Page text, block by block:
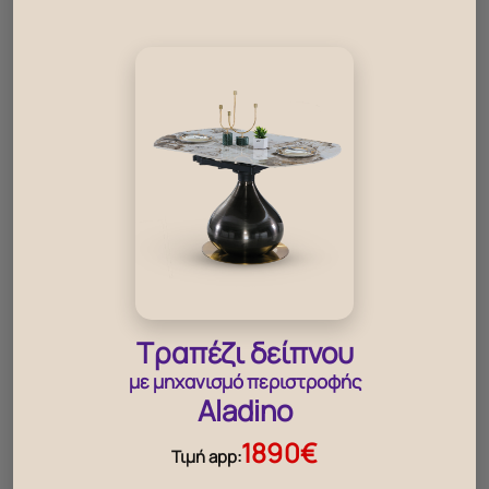
βρείτε καταστήματα
Πολιτική για τη πρόληψη της βίας
Κάρτα μέλους ΜΑΡΜΑΡΙΔΗΣ HOME
Διαφέρουμε – Προσφέρουμε
Σύμβουλος διακόσμησης
Όροι χρήσης E-shop
Οδηγίες Χρήσης & Συντήρησης
Τραπέζι δείπνου
με μηχανισμό περιστροφής
Aladino
Τιμή app:1890€